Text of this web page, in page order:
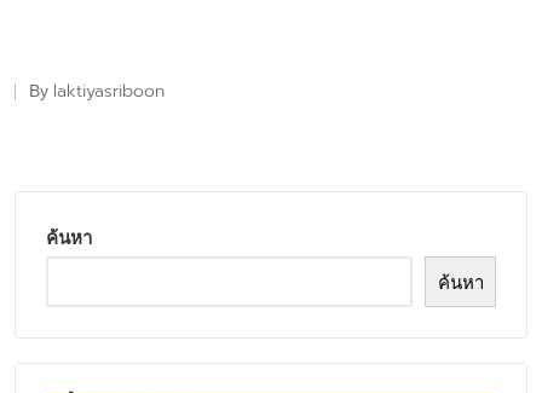
Posted
By laktiyasriboon
ค้นหา
ค้นหา